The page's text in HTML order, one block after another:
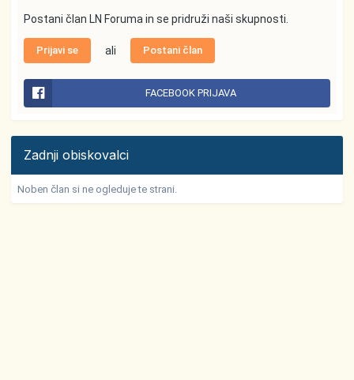
Postani član LN Foruma in se pridruži naši skupnosti.
Prijavi se ali Postani član
FACEBOOK PRIJAVA
Zadnji obiskovalci
Noben član si ne ogleduje te strani.